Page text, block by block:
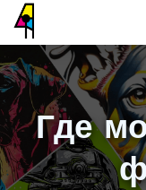
Где